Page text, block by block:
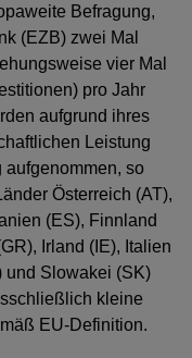
Befragung,
(EZB) zwei Mal
vier Mal
pro Jahr
aufgrund ihres
Leistung
aufgenommen, so
Österreich (AT),
(ES), Finnland
Irland (IE), Italien
und Slowakei (SK)
kleine
EU-Definition.